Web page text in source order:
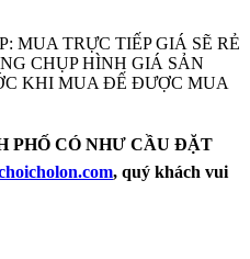
MUA TRỰC TIẾP GIÁ SẼ RẺ
CHỤP HÌNH GIÁ SẢN
KHI MUA ĐẾ ĐƯỢC MUA
PHỐ CÓ NHƯ CẦU ĐẶT
, quý khách vui